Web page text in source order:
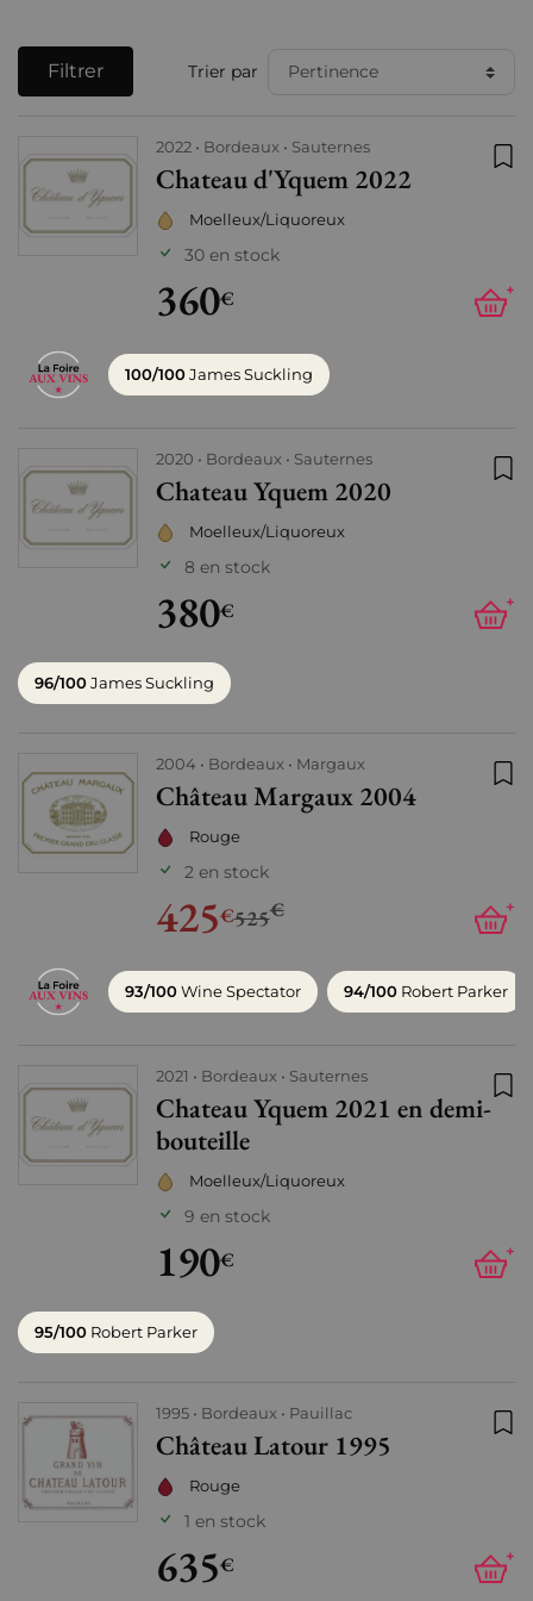
Filtrer Trier par
2022 Bordeaux Sauternes
Chateau d'Yquem 2022
Moelleux/Liquoreux
30 en stock
360€ +
100/100James Suckling
2020 Bordeaux Sauternes
Chateau Yquem 2020
Moelleux/Liquoreux
8 en stock
380€ +
96/100James Suckling
2004 Bordeaux Margaux
Château Margaux 2004
Rouge
2 en stock
425€525€ +
93/100Wine Spectator 94/100 Robert Parker
2021 Bordeaux Sauternes
Chateau Yquem 2021 en demi-
bouteille
Moelleux/Liquoreux
9 en stock
190€ +
95/100 Robert Parker
1995 Bordeaux Pauillac
Château Latour 1995
Rouge
1 en stock
635€ +